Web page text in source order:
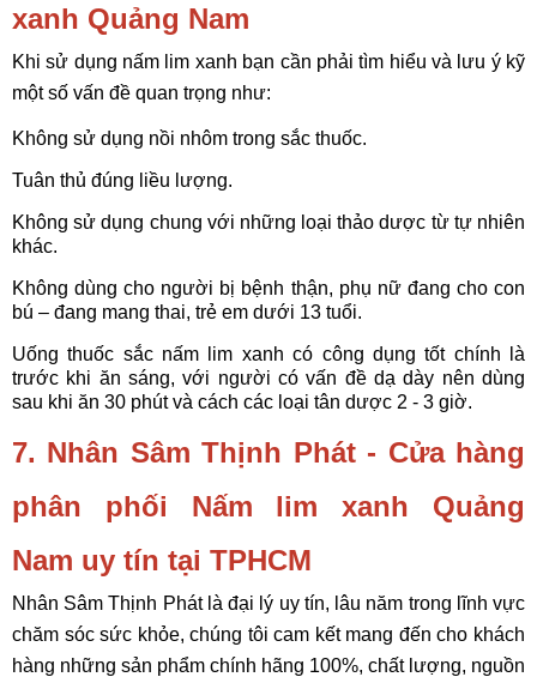
xanh Quảng Nam
Khi sử dụng nấm lim xanh bạn cần phải tìm hiểu và lưu ý kỹ
một số vấn đề quan trọng như:
Không sử dụng nồi nhôm trong sắc thuốc.
Tuân thủ đúng liều lượng.
Không sử dụng chung với những loại thảo dược từ tự nhiên
khác.
Không dùng cho người bị bệnh thận, phụ nữ đang cho con
bú – đang mang thai, trẻ em dưới 13 tuổi.
Uống thuốc sắc nấm lim xanh có công dụng tốt chính là
trước khi ăn sáng, với người có vấn đề dạ dày nên dùng
sau khi ăn 30 phút và cách các loại tân dược 2 - 3 giờ.
7. Nhân Sâm Thịnh Phát - Cửa hàng
phân phối Nấm lim xanh Quảng
Nam uy tín tại TPHCM
Nhân Sâm Thịnh Phát là đại lý uy tín, lâu năm trong lĩnh vực
chăm sóc sức khỏe, chúng tôi cam kết mang đến cho khách
hàng những sản phẩm chính hãng 100%, chất lượng, nguồn